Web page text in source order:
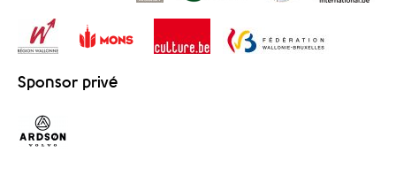
Sponsor privé